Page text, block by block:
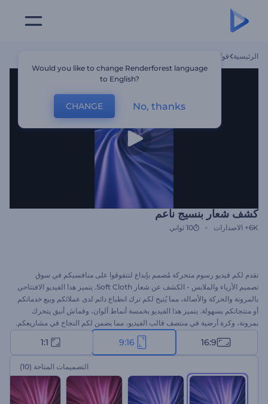
الرئيسية قوالب
كشف شعار بنسيج ناعم
6K+ الاصدارات 10 ثواني
نقدم لكم فيديو رسوم متحركة مُصمم بإبداع لتتفوقوا على منافسيكم في سوق
تصميم الأزياء والملابس - الكشف عن شعار Soft Cloth. يتميز هذا الفيديو الافتتاحي
بالمرونة والحركة والأصالة، مما يُتيح لكم ترك انطباع دائم لدى عملائكم وبيع خدماتكم
أو منتجاتكم بسهولة. يتميز هذا الفيديو بخمسة أنماط ألوان، وقماش أنيق يتحرك
بمرونة، وكرة أرضية في منتصف قالب الفيديو، مما يضمن لكم النجاح في مشاريعكم.
مثالي لاستوديوهات الخياطة، وماركات ملابس الموضة، وخدمات التصميم الشخصي،
وغيرها الكثير من المشاريع ذات الصلة. جرّبوه الآن!
16:9
9:16
1:1
التصميمات المتاحة (10)
Would you like to change Renderforest language
to English?
CHANGE No, thanks